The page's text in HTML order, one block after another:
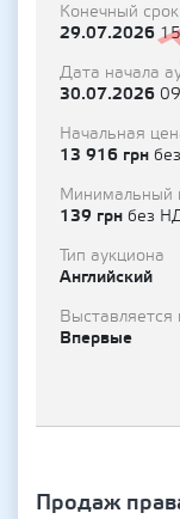
Конечный
29.07.2026
Дата начала
30.07.2026
Начальная
13 916 грн
Минимальный
139 грн без
Тип аукциона
Английский
Выставляется
Впервые
Продаж